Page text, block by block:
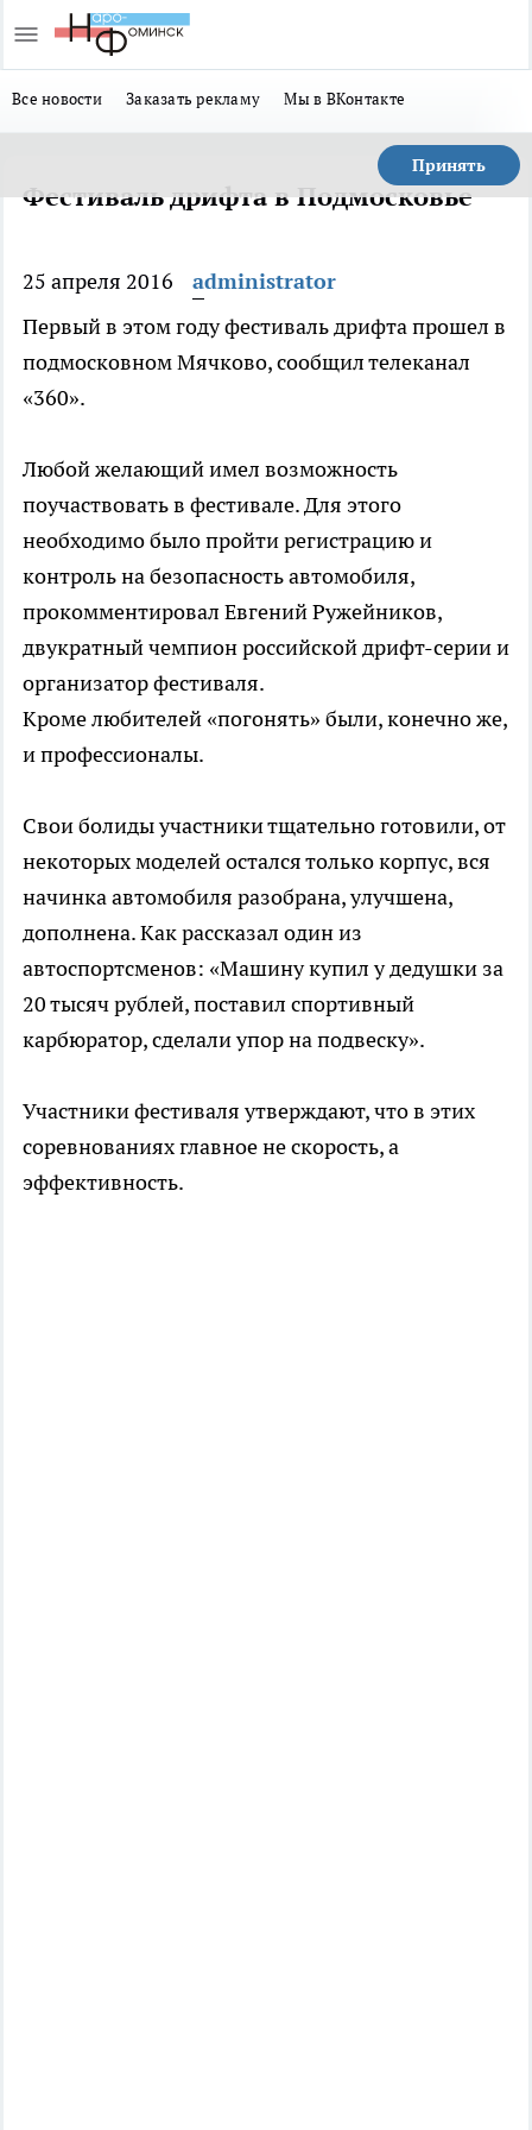
Все новости Заказать рекламу Мы в ВКонтакте
Принять
Фестиваль дрифта в Подмосковье
25 апреля 2016
administrator
Первый в этом году фестиваль дрифта прошел в
подмосковном Мячково, сообщил телеканал
«360».
Любой желающий имел возможность
поучаствовать в фестивале. Для этого
необходимо было пройти регистрацию и
контроль на безопасность автомобиля,
прокомментировал Евгений Ружейников,
двукратный чемпион российской дрифт-серии и
организатор фестиваля.
Кроме любителей «погонять» были, конечно же,
и профессионалы.
Свои болиды участники тщательно готовили, от
некоторых моделей остался только корпус, вся
начинка автомобиля разобрана, улучшена,
дополнена. Как рассказал один из
автоспортсменов: «Машину купил у дедушки за
20 тысяч рублей, поставил спортивный
карбюратор, сделали упор на подвеску».
Участники фестиваля утверждают, что в этих
соревнованиях главное не скорость, а
эффективность.